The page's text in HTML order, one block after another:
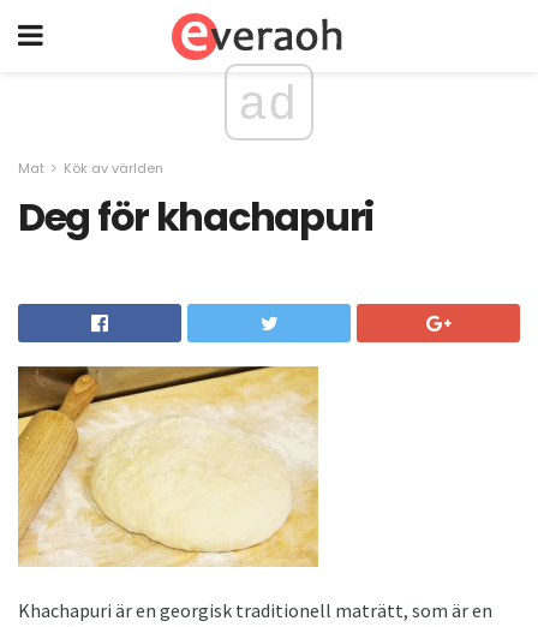
ad
Mat Kök av världen
Deg för khachapuri
Khachapuri är en georgisk traditionell maträtt, som är en